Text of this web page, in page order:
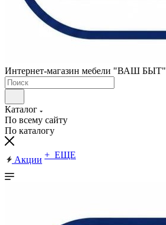
Интернет-магазин мебели "ВАШ БЫТ"
Каталог
По всему сайту
По каталогу
Акции + ЕЩЕ